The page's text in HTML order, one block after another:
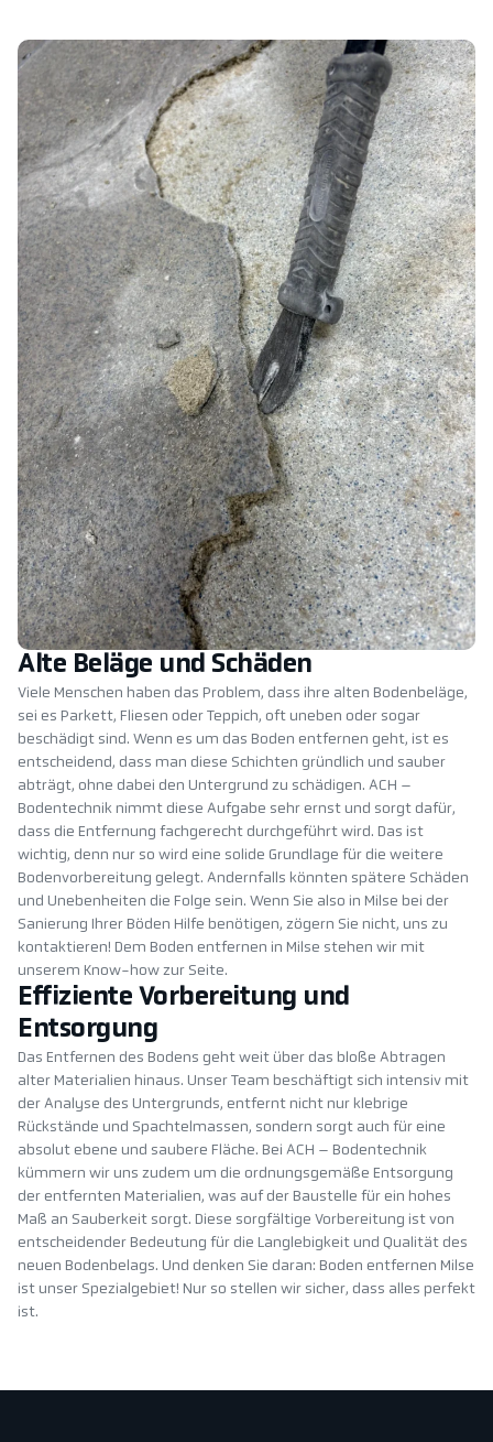
Alte Beläge und Schäden
Viele Menschen haben das Problem, dass ihre alten Bodenbeläge,
sei es Parkett, Fliesen oder Teppich, oft uneben oder sogar
beschädigt sind. Wenn es um das Boden entfernen geht, ist es
entscheidend, dass man diese Schichten gründlich und sauber
abträgt, ohne dabei den Untergrund zu schädigen. ACH –
Bodentechnik nimmt diese Aufgabe sehr ernst und sorgt dafür,
dass die Entfernung fachgerecht durchgeführt wird. Das ist
wichtig, denn nur so wird eine solide Grundlage für die weitere
Bodenvorbereitung gelegt. Andernfalls könnten spätere Schäden
und Unebenheiten die Folge sein. Wenn Sie also in Milse bei der
Sanierung Ihrer Böden Hilfe benötigen, zögern Sie nicht, uns zu
kontaktieren! Dem Boden entfernen in Milse stehen wir mit
unserem Know-how zur Seite.
Effiziente Vorbereitung und
Entsorgung
Das Entfernen des Bodens geht weit über das bloße Abtragen
alter Materialien hinaus. Unser Team beschäftigt sich intensiv mit
der Analyse des Untergrunds, entfernt nicht nur klebrige
Rückstände und Spachtelmassen, sondern sorgt auch für eine
absolut ebene und saubere Fläche. Bei ACH – Bodentechnik
kümmern wir uns zudem um die ordnungsgemäße Entsorgung
der entfernten Materialien, was auf der Baustelle für ein hohes
Maß an Sauberkeit sorgt. Diese sorgfältige Vorbereitung ist von
entscheidender Bedeutung für die Langlebigkeit und Qualität des
neuen Bodenbelags. Und denken Sie daran: Boden entfernen Milse
ist unser Spezialgebiet! Nur so stellen wir sicher, dass alles perfekt
ist.